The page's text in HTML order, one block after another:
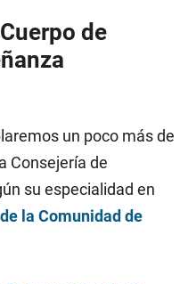
de
un poco más de
Consejería de
su especialidad en
la Comunidad de